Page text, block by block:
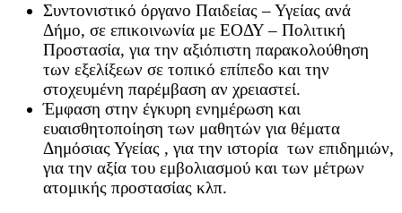
Συντονιστικό όργανο Παιδείας – Υγείας ανά
Δήμο, σε επικοινωνία με ΕΟΔΥ – Πολιτική
Προστασία, για την αξιόπιστη παρακολούθηση
των εξελίξεων σε τοπικό επίπεδο και την
στοχευμένη παρέμβαση αν χρειαστεί.
Έμφαση στην έγκυρη ενημέρωση και
ευαισθητοποίηση των μαθητών για θέματα
Δημόσιας Υγείας , για την ιστορία των επιδημιών,
για την αξία του εμβολιασμού και των μέτρων
ατομικής προστασίας κλπ.